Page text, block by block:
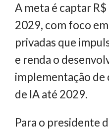
A meta é captar
2029, com foco
privadas que
e renda o
implementação de
de IA até 2029.
Para o presidente